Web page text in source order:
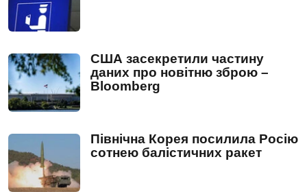
США засекретили частину
даних про новітню зброю –
Bloomberg
Північна Корея посилила Росію
сотнею балістичних ракет